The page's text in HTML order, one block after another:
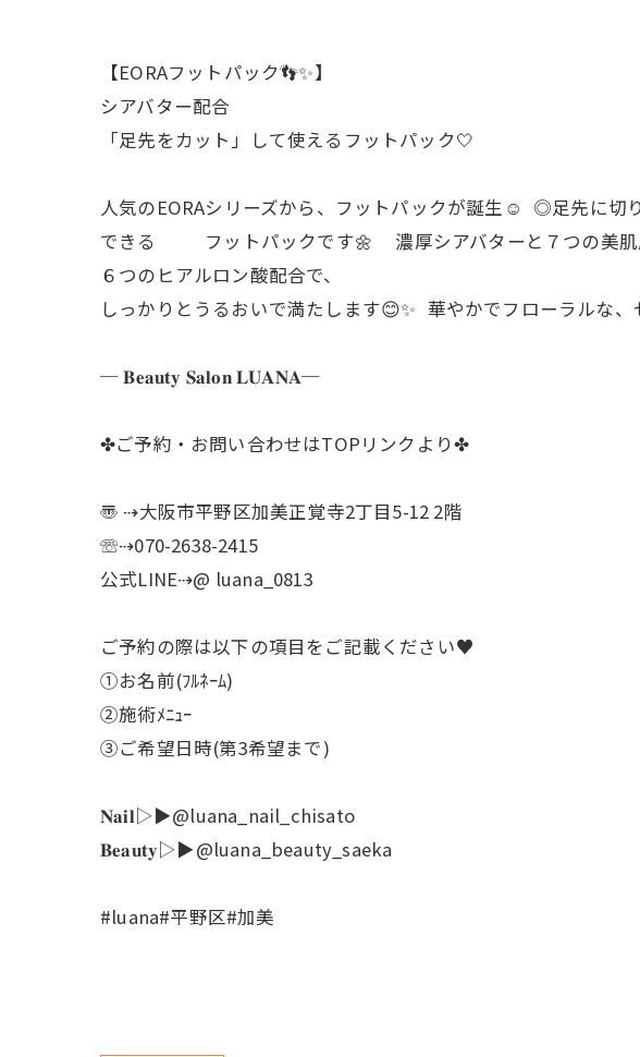
【EORAフットパック👣✨】
シアバター配合
「足先をカット」して使えるフットパック🤍
人気のEORAシリーズから、フットパックが誕生☺️ ◎足先に
できる フットパックです🌼 濃厚シアバターと７つの美肌
６つのヒアルロン酸配合で、
しっかりとうるおいで満たします😊✨ 華やかでフローラルな、
─ 𝐁𝐞𝐚𝐮𝐭𝐲 𝐒𝐚𝐥𝐨𝐧 𝐋𝐔𝐀𝐍𝐀─
✤ご予約・お問い合わせはTOPリンクより✤
〠 ⇢大阪市平野区加美正覚寺2丁目5-12 2階
☏⇢070-2638-2415
公式LINE⇢@ luana_0813
ご予約の際は以下の項目をご記載ください♥
①お名前(ﾌﾙﾈｰﾑ)
②施術ﾒﾆｭｰ
③ご希望日時(第3希望まで)
𝐍𝐚𝐢𝐥▷▶@luana_nail_chisato
𝐁𝐞𝐚𝐮𝐭𝐲▷▶@luana_beauty_saeka
#luana#平野区#加美